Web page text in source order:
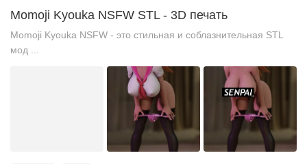
Momoji Kyouka NSFW STL - 3D печать
Momoji Kyouka NSFW - это стильная и соблазнительная STL
мод ...